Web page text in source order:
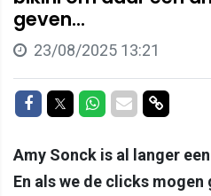
geven...
23/08/2025 13:21
Delen op Facebook
Delen op Twitter
Delen opDelen via
Delen
Amy Sonck is al langer
En als we de clicks